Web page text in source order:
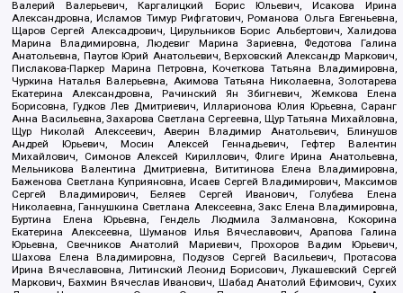
Валерий Валерьевич, Каргалицкий Борис Юльевич, Исакова Ирина
Александровна, Исламов Тимур Рифгатович, Романова Ольга Евгеньевна,
Щаров Сергей Алексадрович, Цирульников Борис Альбертович, Халидова
Марина Владимировна, Людевиг Марина Зариевна, Федотова Галина
Анатольевна, Паутов Юрий Анатольевич, Верховский Александр Маркович,
Пислакова-Паркер Марина Петровна, Кочеткова Татьяна Владимировна,
Чуркина Наталья Валерьевна, Акимова Татьяна Николаевна, Золотарева
Екатерина Александровна, Рачинский Ян Збигневич, Жемкова Елена
Борисовна, Гудков Лев Дмитриевич, Илларионова Юлия Юрьевна, Саранг
Анна Васильевна, Захарова Светлана Сергеевна, Щур Татьяна Михайловна,
Щур Николай Алексеевич, Аверин Владимир Анатольевич, Блинушов
Андрей Юрьевич, Мосин Алексей Геннадьевич, Гефтер Валентин
Михайлович, Симонов Алексей Кириллович, Флиге Ирина Анатольевна,
Мельникова Валентина Дмитриевна, Вититинова Елена Владимировна,
Баженова Светлана Куприяновна, Исаев Сергей Владимирович, Максимов
Сергей Владимирович, Беляев Сергей Иванович, Голубева Елена
Николаевна, Ганнушкина Светлана Алексеевна, Закс Елена Владимировна,
Буртина Елена Юрьевна, Гендель Людмила Залмановна, Кокорина
Екатерина Алексеевна, Шуманов Илья Вячеславович, Арапова Галина
Юрьевна, Свечников Анатолий Мариевич, Прохоров Вадим Юрьевич,
Шахова Елена Владимировна, Подузов Сергей Васильевич, Протасова
Ирина Вячеславовна, Литинский Леонид Борисович, Лукашевский Сергей
Маркович, Бахмин Вячеслав Иванович, Шабад Анатолий Ефимович, Сухих